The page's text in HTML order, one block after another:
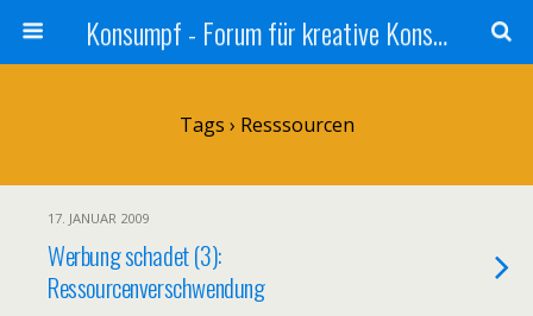
Konsumpf - Forum für kreative Konsumkritik - Culture Jamming, Nachhaltigkeit, Konzernkritik, Adbusting
Tags › Resssourcen
17. JANUAR 2009
Werbung schadet (3):
Ressourcenverschwendung